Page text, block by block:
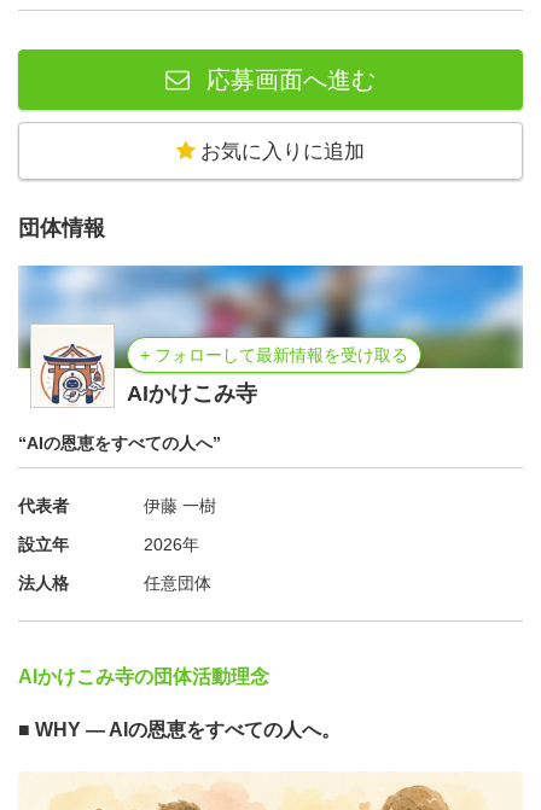
応募画面へ進む
お気に入りに追加
団体情報
+ フォローして最新情報を受け取る
AIかけこみ寺
“AIの恩恵をすべての人へ”
代表者
伊藤 一樹
設立年
2026年
法人格
任意団体
AIかけこみ寺の団体活動理念
■ WHY ― AIの恩恵をすべての人へ。